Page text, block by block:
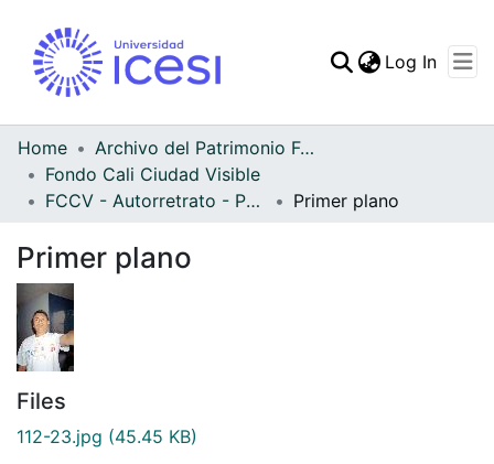
Log In
Home
Archivo del Patrimonio Fotográfico y Fílmico del Valle del Cauca
Fondo Cali Ciudad Visible
FCCV - Autorretrato - Patrimonial
Primer plano
Primer plano
Files
112-23.jpg (45.45 KB)